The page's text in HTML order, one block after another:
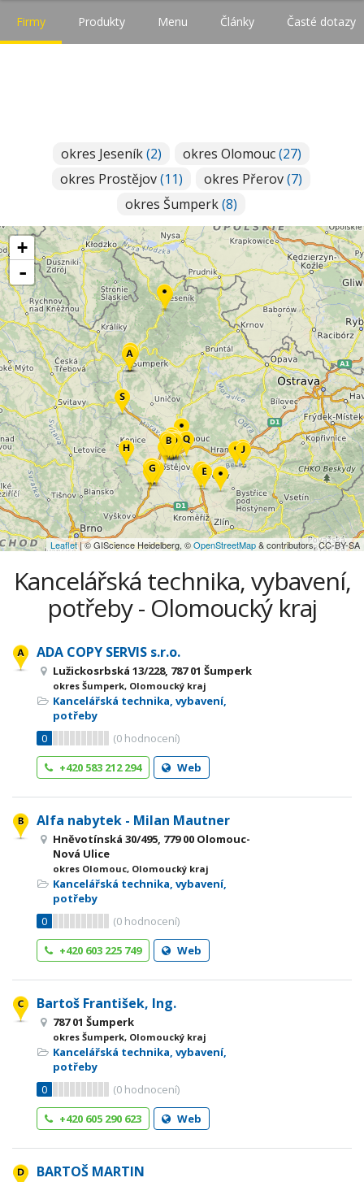
Firmy Produkty Menu Články Časté dotazy
okres Jeseník(2) okres Olomouc(27)
okres Prostějov(11) okres Přerov(7)
okres Šumperk(8)
+
-
Leaflet| © GIScience Heidelberg, ©OpenStreetMap& contributors, CC-BY-SA
Kancelářská technika, vybavení,
potřeby - Olomoucký kraj
ADA COPY SERVIS s.r.o.
Lužickosrbská 13/228, 787 01 Šumperk
okres Šumperk, Olomoucký kraj
Kancelářská technika, vybavení,
potřeby
0
(0 hodnocení)
+420 583 212 294
Web
Alfa nabytek - Milan Mautner
Hněvotínská 30/495, 779 00 Olomouc-
Nová Ulice
okres Olomouc, Olomoucký kraj
Kancelářská technika, vybavení,
potřeby
0
(0 hodnocení)
+420 603 225 749
Web
Bartoš František, Ing.
787 01 Šumperk
okres Šumperk, Olomoucký kraj
Kancelářská technika, vybavení,
potřeby
0
(0 hodnocení)
+420 605 290 623
Web
BARTOŠ MARTIN